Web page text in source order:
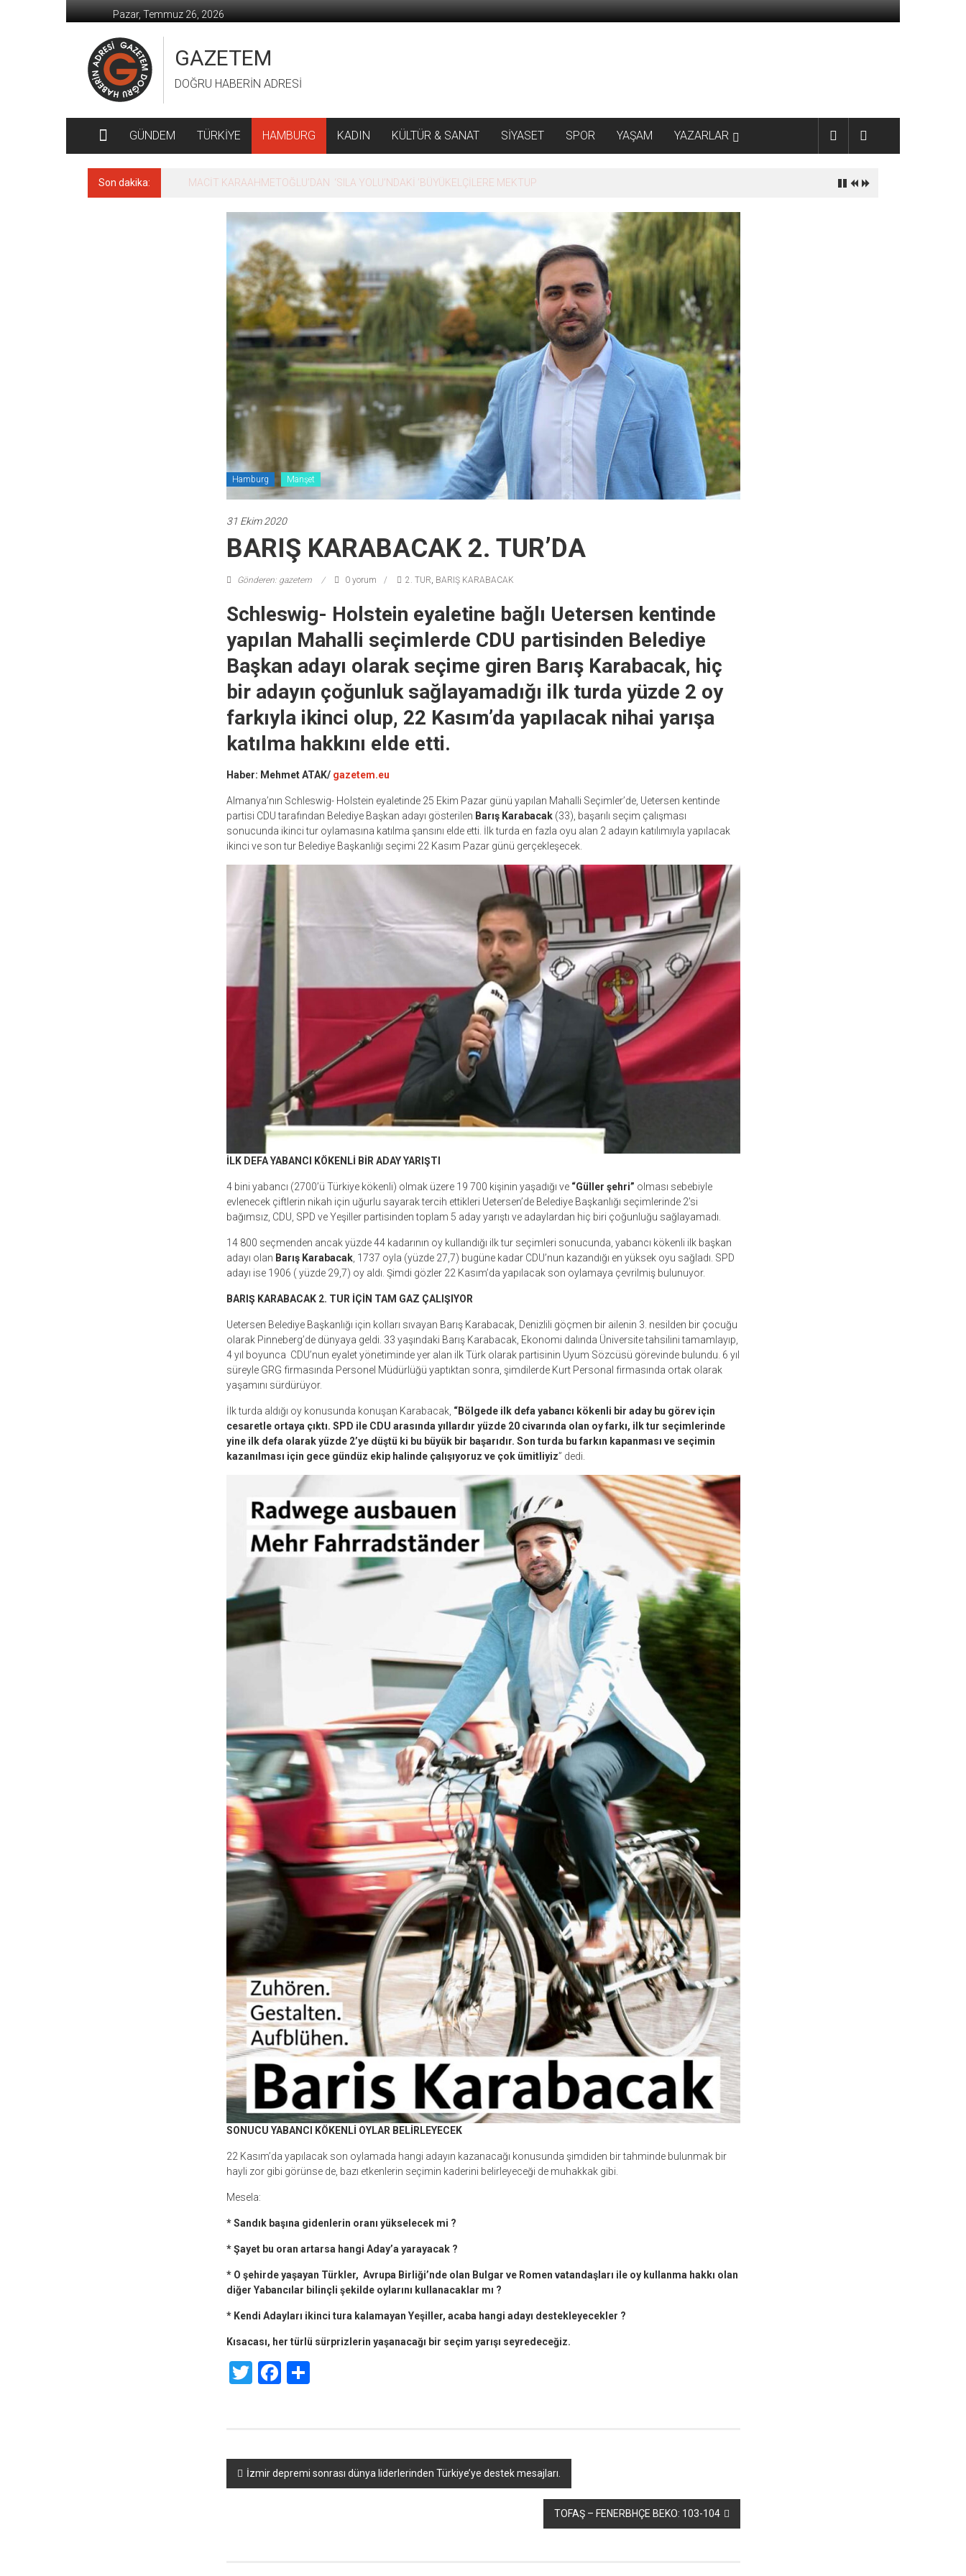
geç
Pazar, Temmuz 26, 2026
GAZETEM
DOĞRU HABERİN ADRESİ
GÜNDEM TÜRKİYE HAMBURG KADIN KÜLTÜR & SANAT SİYASET SPOR YAŞAM YAZARLAR
Son dakika: MACİT KARAAHMETOĞLU’DAN ‘SILA YOLU’NDAKİ ’BÜYÜKELÇİLERE MEKTUP
Hamburg Manşet
31 Ekim 2020
BARIŞ KARABACAK 2. TUR’DA
Gönderen: gazetem 0 yorum 2. TUR, BARIŞ KARABACAK
Schleswig- Holstein eyaletine bağlı Uetersen kentinde
yapılan Mahalli seçimlerde CDU partisinden Belediye
Başkan adayı olarak seçime giren Barış Karabacak, hiç
bir adayın çoğunluk sağlayamadığı ilk turda yüzde 2 oy
farkıyla ikinci olup, 22 Kasım’da yapılacak nihai yarışa
katılma hakkını elde etti.
Haber: Mehmet ATAK/ gazetem.eu
Almanya’nın Schleswig- Holstein eyaletinde 25 Ekim Pazar günü yapılan Mahalli Seçimler’de, Uetersen kentinde
partisi CDU tarafından Belediye Başkan adayı gösterilen Barış Karabacak(33), başarılı seçim çalışması
sonucunda ikinci tur oylamasına katılma şansını elde etti. İlk turda en fazla oyu alan 2 adayın katılımıyla yapılacak
ikinci ve son tur Belediye Başkanlığı seçimi 22 Kasım Pazar günü gerçekleşecek.
İLK DEFA YABANCI KÖKENLİ BİR ADAY YARIŞTI
4 bini yabancı (2700’ü Türkiye kökenli) olmak üzere 19 700 kişinin yaşadığı ve “Güller şehri” olması sebebiyle
evlenecek çiftlerin nikah için uğurlu sayarak tercih ettikleri Uetersen’de Belediye Başkanlığı seçimlerinde 2’si
bağımsız, CDU, SPD ve Yeşiller partisinden toplam 5 aday yarıştı ve adaylardan hiç biri çoğunluğu sağlayamadı.
14 800 seçmenden ancak yüzde 44 kadarının oy kullandığı ilk tur seçimleri sonucunda, yabancı kökenli ilk başkan
adayı olan Barış Karabacak, 1737 oyla (yüzde 27,7) bugüne kadar CDU’nun kazandığı en yüksek oyu sağladı. SPD
adayı ise 1906 ( yüzde 29,7) oy aldı. Şimdi gözler 22 Kasım’da yapılacak son oylamaya çevrilmiş bulunuyor.
BARIŞ KARABACAK 2. TUR İÇİN TAM GAZ ÇALIŞIYOR
Uetersen Belediye Başkanlığı için kolları sıvayan Barış Karabacak, Denizlili göçmen bir ailenin 3. nesilden bir çocuğu
olarak Pinneberg’de dünyaya geldi. 33 yaşındaki Barış Karabacak, Ekonomi dalında Üniversite tahsilini tamamlayıp,
4 yıl boyunca CDU’nun eyalet yönetiminde yer alan ilk Türk olarak partisinin Uyum Sözcüsü görevinde bulundu. 6 yıl
süreyle GRG firmasında Personel Müdürlüğü yaptıktan sonra, şimdilerde Kurt Personal firmasında ortak olarak
yaşamını sürdürüyor.
İlk turda aldığı oy konusunda konuşan Karabacak, “Bölgede ilk defa yabancı kökenli bir aday bu görev için
cesaretle ortaya çıktı. SPD ile CDU arasında yıllardır yüzde 20 civarında olan oy farkı, ilk tur seçimlerinde
yine ilk defa olarak yüzde 2’ye düştü ki bu büyük bir başarıdır. Son turda bu farkın kapanması ve seçimin
kazanılması için gece gündüz ekip halinde çalışıyoruz ve çok ümitliyiz” dedi.
SONUCU YABANCI KÖKENLİ OYLAR BELİRLEYECEK
22 Kasım’da yapılacak son oylamada hangi adayın kazanacağı konusunda şimdiden bir tahminde bulunmak bir
hayli zor gibi görünse de, bazı etkenlerin seçimin kaderini belirleyeceği de muhakkak gibi.
Mesela:
* Sandık başına gidenlerin oranı yükselecek mi ?
* Şayet bu oran artarsa hangi Aday’a yarayacak ?
* O şehirde yaşayan Türkler, Avrupa Birliği’nde olan Bulgar ve Romen vatandaşları ile oy kullanma hakkı olan
diğer Yabancılar bilinçli şekilde oylarını kullanacaklar mı ?
* Kendi Adayları ikinci tura kalamayan Yeşiller, acaba hangi adayı destekleyecekler ?
Kısacası, her türlü sürprizlerin yaşanacağı bir seçim yarışı seyredeceğiz.
TwitterFacebook
Share
Yazı
dolaşımı
İzmir depremi sonrası dünya liderlerinden Türkiye’ye destek mesajları.
TOFAŞ – FENERBHÇE BEKO: 103-104